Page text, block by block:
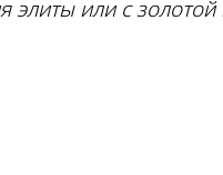
элиты или с золотой